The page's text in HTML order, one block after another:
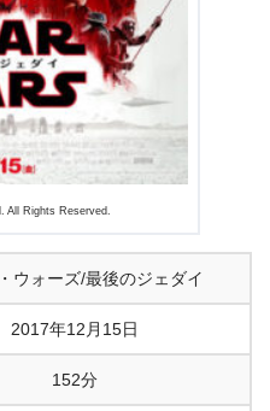
のジェダイ』の気になる結末
のジェダイ』の感想
のジェダイ』気になるラスト
ジェダイ』まとめ
All Rights Reserved.
ウォーズ/最後のジェダイ
2017年12月15日
152分